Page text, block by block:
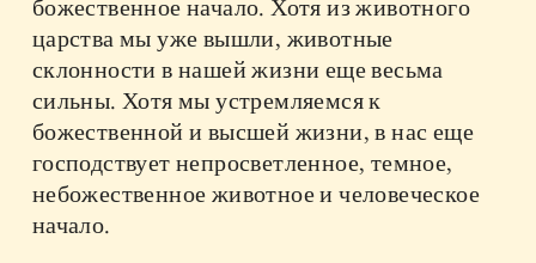
божественное начало. Хотя из животного
царства мы уже вышли, животные
склонности в нашей жизни еще весьма
сильны. Хотя мы устремляемся к
божественной и высшей жизни, в нас еще
господствует непросветленное, темное,
небожественное животное и человеческое
начало.